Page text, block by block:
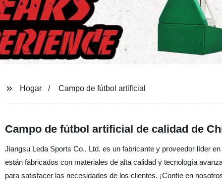
Hogar Campo de fútbol artificial
Campo de fútbol artificial de calidad de
Jiangsu Leda Sports Co., Ltd. es un fabricante y proveedor líder
están fabricados con materiales de alta calidad y tecnología
para satisfacer las necesidades de los clientes. ¡Confíe en